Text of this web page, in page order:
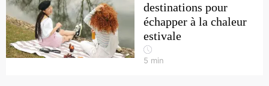
destinations pour
échapper à la chaleur
estivale
5 min